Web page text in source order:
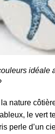
idéale
nature
le vert
perle d’un